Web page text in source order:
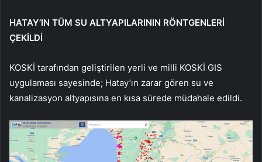
HATAY’IN TÜM SU ALTYAPILARININ RÖNTGENLERİ
ÇEKİLDİ
KOSKİ tarafından geliştirilen yerli ve milli KOSKİ GIS
uygulaması sayesinde; Hatay’ın zarar gören su ve
kanalizasyon altyapısına en kısa sürede müdahale edildi.